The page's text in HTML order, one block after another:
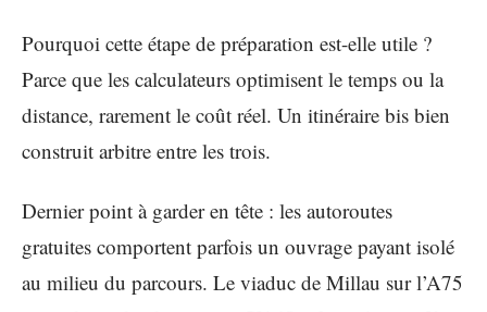
Pourquoi cette étape de préparation est-elle utile ?
Parce que les calculateurs optimisent le temps ou la
distance, rarement le coût réel. Un itinéraire bis bien
construit arbitre entre les trois.
Dernier point à garder en tête : les autoroutes
gratuites comportent parfois un ouvrage payant isolé
au milieu du parcours. Le viaduc de Millau sur l’A75